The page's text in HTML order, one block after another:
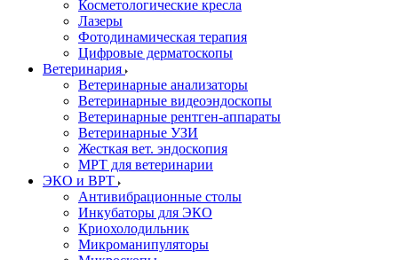
Косметологические кресла
Лазеры
Фотодинамическая терапия
Цифровые дерматоскопы
Ветеринария
Ветеринарные анализаторы
Ветеринарные видеоэндоскопы
Ветеринарные рентген-аппараты
Ветеринарные УЗИ
Жесткая вет. эндоскопия
МРТ для ветеринарии
ЭКО и ВРТ
Антивибрационные столы
Инкубаторы для ЭКО
Криохолодильник
Микроманипуляторы